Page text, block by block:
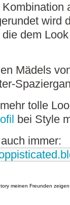
wird
dem
Mädels
tolle
bei Style
immer:
meinen Freunden